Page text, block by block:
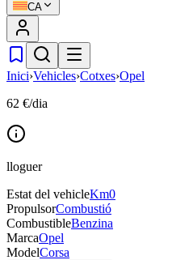
CA
Inici›Vehicles›Cotxes›Opel
62 €/dia
lloguer
Estat del vehicleKm0
PropulsorCombustió
CombustibleBenzina
MarcaOpel
ModelCorsa